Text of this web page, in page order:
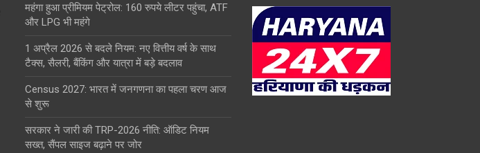
महंगा हुआ प्रीमियम पेट्रोल: 160 रुपये लीटर पहुंचा, ATF
और LPG भी महंगे
1 अप्रैल 2026 से बदले नियम: नए वित्तीय वर्ष के साथ
टैक्स, सैलरी, बैंकिंग और यात्रा में बड़े बदलाव
Census 2027: भारत में जनगणना का पहला चरण आज
से शुरू
सरकार ने जारी की TRP-2026 नीति: ऑडिट नियम
सख्त, सैंपल साइज बढ़ाने पर जोर